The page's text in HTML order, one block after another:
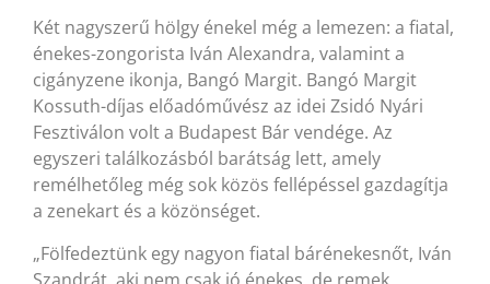
Két nagyszerű hölgy énekel még a lemezen: a fiatal,
énekes-zongorista Iván Alexandra, valamint a
cigányzene ikonja, Bangó Margit. Bangó Margit
Kossuth-díjas előadóművész az idei Zsidó Nyári
Fesztiválon volt a Budapest Bár vendége. Az
egyszeri találkozásból barátság lett, amely
remélhetőleg még sok közös fellépéssel gazdagítja
a zenekart és a közönséget.
„Fölfedeztünk egy nagyon fiatal bárénekesnőt, Iván